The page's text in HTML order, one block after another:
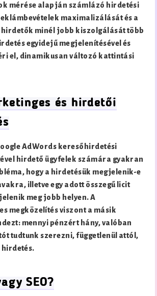
mérése alapján számlázó hirdetési
maximalizálását és a
minél jobb kiszolgálását több
egyidejű megjelenítésével és
el, dinamikusan változó kattintási
és hirdetői
AdWords keresőhirdetési
hirdető ügyfelek számára gyakran
hogy a hirdetésük megjelenik-e
illetve egy adott összegű licit
meg jobb helyen. A
megközelítés viszont a másik
mennyi pénzért hány, valóban
tudtunk szerezni, függetlenül attól,
hirdetés.
SEO?